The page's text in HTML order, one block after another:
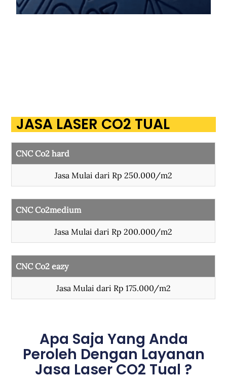
JASA LASER CO2 TUAL
CNC Co2 hard
Jasa Mulai dari Rp 250.000/m2
CNC Co2medium
Jasa Mulai dari Rp 200.000/m2
CNC Co2 eazy
Jasa Mulai dari Rp 175.000/m2
Apa Saja Yang Anda
Peroleh Dengan Layanan
Jasa Laser CO2 Tual ?